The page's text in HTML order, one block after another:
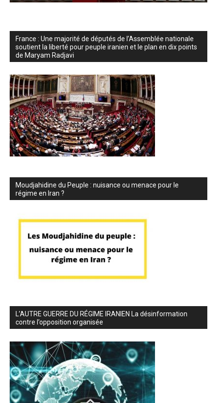
France : Une majorité de députés de l’Assemblée nationale
soutient la liberté pour peuple iranien et le plan en dix points
de Maryam Radjavi
Moudjahidine du Peuple : nuisance ou menace pour le
régime en Iran ?
L’AUTRE GUERRE DU RÉGIME IRANIEN La désinformation
contre l’opposition organisée